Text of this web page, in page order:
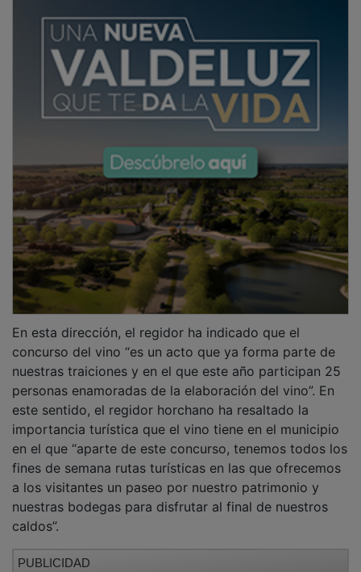
concurso del vino “es un acto que ya forma parte de
nuestras traiciones y en el que este año participan 25
personas enamoradas de la elaboración del vino”. En
este sentido, el regidor horchano ha resaltado la
importancia turística que el vino tiene en el municipio
en el que “aparte de este concurso, tenemos todos los
fines de semana rutas turísticas en las que ofrecemos
a los visitantes un paseo por nuestro patrimonio y
nuestras bodegas para disfrutar al final de nuestros
caldos”.